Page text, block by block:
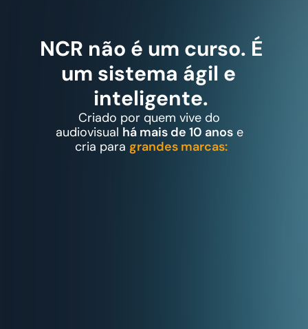
NCR não é um curso. É
um sistema ágil e
inteligente.
Criado por quem vive do
audiovisual há mais de 10 anos e
cria para grandes marcas: